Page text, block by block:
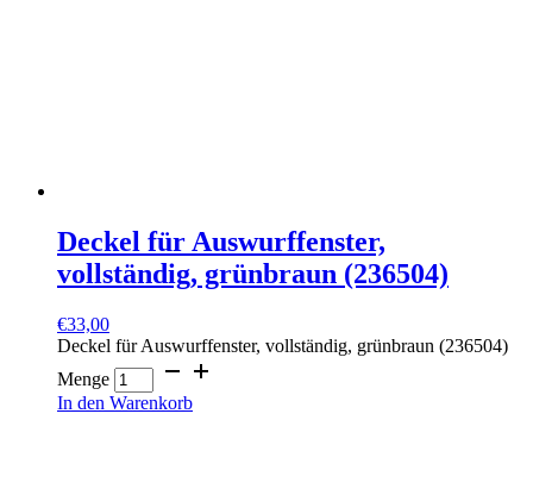
Deckel für Auswurffenster,
vollständig, grünbraun (236504)
€33,00
Deckel für Auswurffenster, vollständig, grünbraun (236504)
Menge
In den Warenkorb